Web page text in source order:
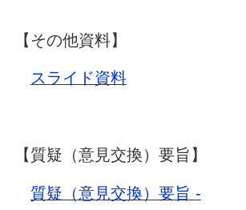
【その他資料】
スライド資料
【質疑（意見交換）要旨】
質疑（意見交換）要旨 -